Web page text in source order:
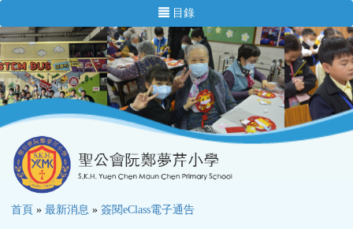
目錄
首頁 » 最新消息 » 簽閱eClass電子通告